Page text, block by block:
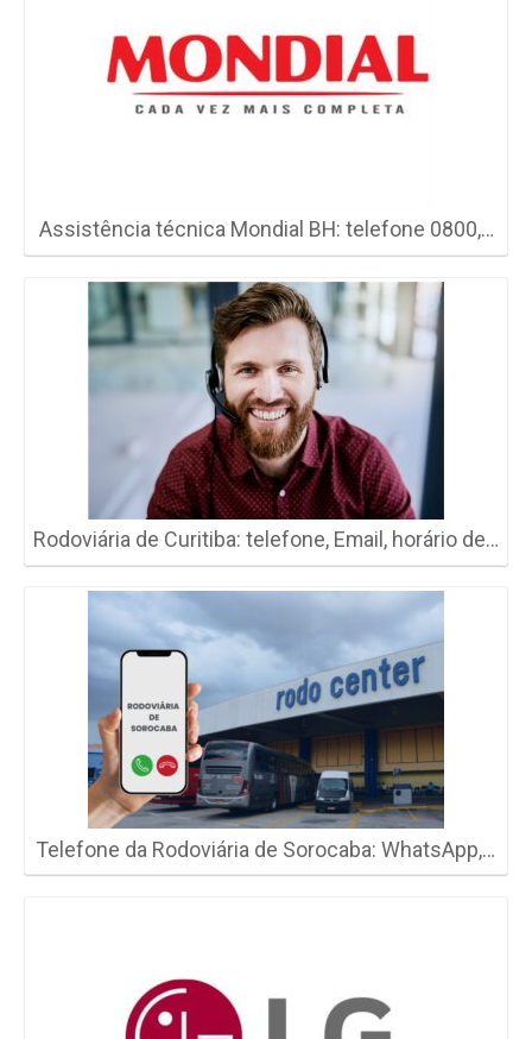
Assistência técnica Mondial BH: telefone 0800,…
Rodoviária de Curitiba: telefone, Email, horário de…
Telefone da Rodoviária de Sorocaba: WhatsApp,…